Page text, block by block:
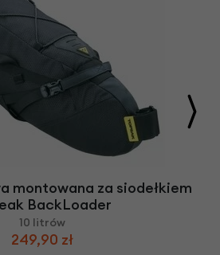
montowana za siodełkiem
BackLoader
10 litrów
249,90 zł